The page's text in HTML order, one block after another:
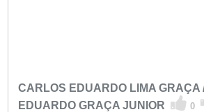
CARLOS EDUARDO LIMA GRAÇA
EDUARDO GRAÇA JUNIOR
0